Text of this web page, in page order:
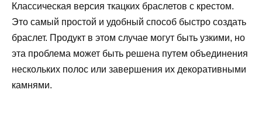
Классическая версия ткацких браслетов с крестом.
Это самый простой и удобный способ быстро создать
браслет. Продукт в этом случае могут быть узкими, но
эта проблема может быть решена путем объединения
нескольких полос или завершения их декоративными
камнями.